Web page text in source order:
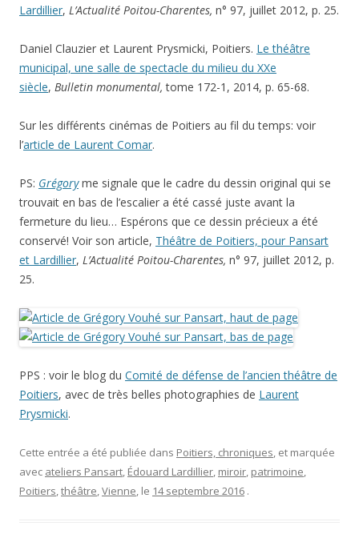
Lardillier, L’Actualité Poitou-Charentes, n° 97, juillet 2012, p. 25.
Daniel Clauzier et Laurent Prysmicki, Poitiers. Le théâtre
municipal, une salle de spectacle du milieu du XXe
siècle, Bulletin monumental,tome 172-1, 2014, p. 65-68.
Sur les différents cinémas de Poitiers au fil du temps: voir
l’article de Laurent Comar.
PS: Grégoryme signale que le cadre du dessin original qui se
trouvait en bas de l’escalier a été cassé juste avant la
fermeture du lieu… Espérons que ce dessin précieux a été
conservé! Voir son article, Théâtre de Poitiers, pour Pansart
et Lardillier, L’Actualité Poitou-Charentes, n° 97, juillet 2012, p.
25.
PPS : voir le blog du Comité de défense de l’ancien théâtre de
Poitiers, avec de très belles photographies de Laurent
Prysmicki.
Cette entrée a été publiée dans Poitiers, chroniques, et marquée
avec ateliers Pansart, Édouard Lardillier, miroir, patrimoine,
Poitiers,théâtre,Vienne, le 14 septembre 2016 .